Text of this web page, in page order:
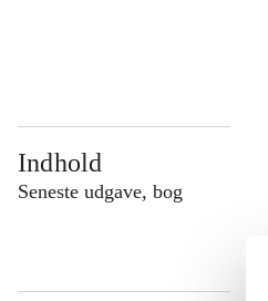
Indhold
Seneste udgave, bog